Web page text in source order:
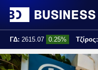
ΓΔ: 2615.07 0.25% Τζίρος:
Τελ. ενημέρωση: 17:25:01